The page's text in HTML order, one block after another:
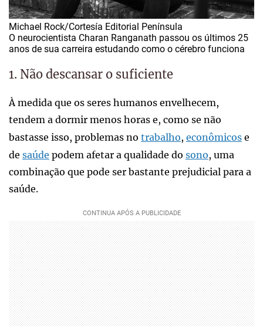
Michael Rock/Cortesía Editorial Península
O neurocientista Charan Ranganath passou os últimos 25
anos de sua carreira estudando como o cérebro funciona
1. Não descansar o suficiente
À medida que os seres humanos envelhecem,
tendem a dormir menos horas e, como se não
bastasse isso, problemas no trabalho, econômicos e
de saúde podem afetar a qualidade do sono, uma
combinação que pode ser bastante prejudicial para a
saúde.